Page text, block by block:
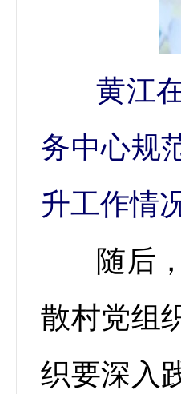
黄江
务中心规
升工作情
随后
散村党组
织要深入